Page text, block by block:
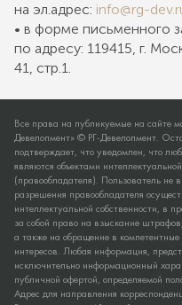
на эл.адрес: info@rg-
• в форме письменного
по адресу: 119415, г.
41, стр.1.
Все права на публикуемые на
Девелопмент» © РГ-Девелопмент.
подтверждает, что уведомлен, что
являются объектами
(правообладателя). Пользователь не
разрешения правообладателя
интеллектуальной собственности, в
за собой право на взыскание
а также на обращение в
интересов. Любая информация,
исключительно информационный
публичной офертой, определяемой
Адрес для направления